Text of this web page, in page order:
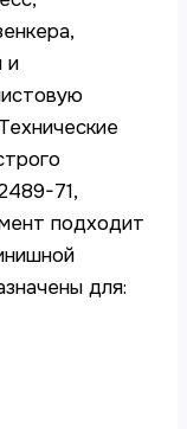
и
71,
подходит
для: